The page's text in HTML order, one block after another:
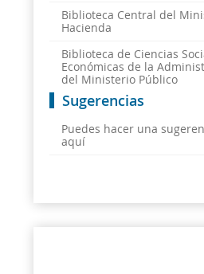
Biblioteca Central del
Hacienda
Biblioteca de Ciencias
Económicas de la
del Ministerio Público
Sugerencias
Puedes hacer una
aquí